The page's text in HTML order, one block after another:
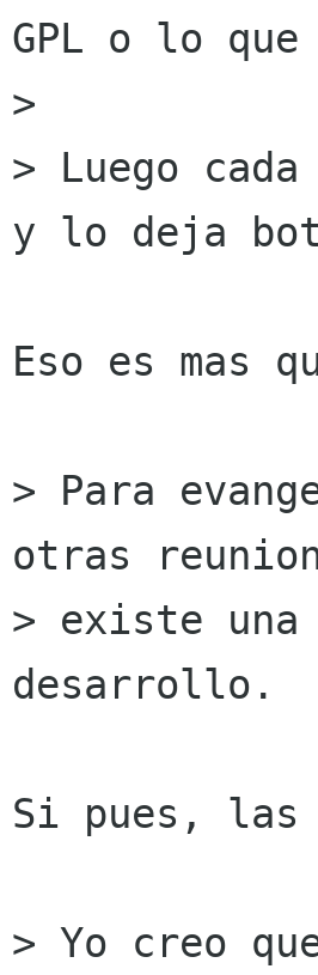
GPL o lo que
>
> Luego
y lo deja
Eso es mas
> Para
otras
> existe una
desarrollo.
Si pues, las
> Yo creo